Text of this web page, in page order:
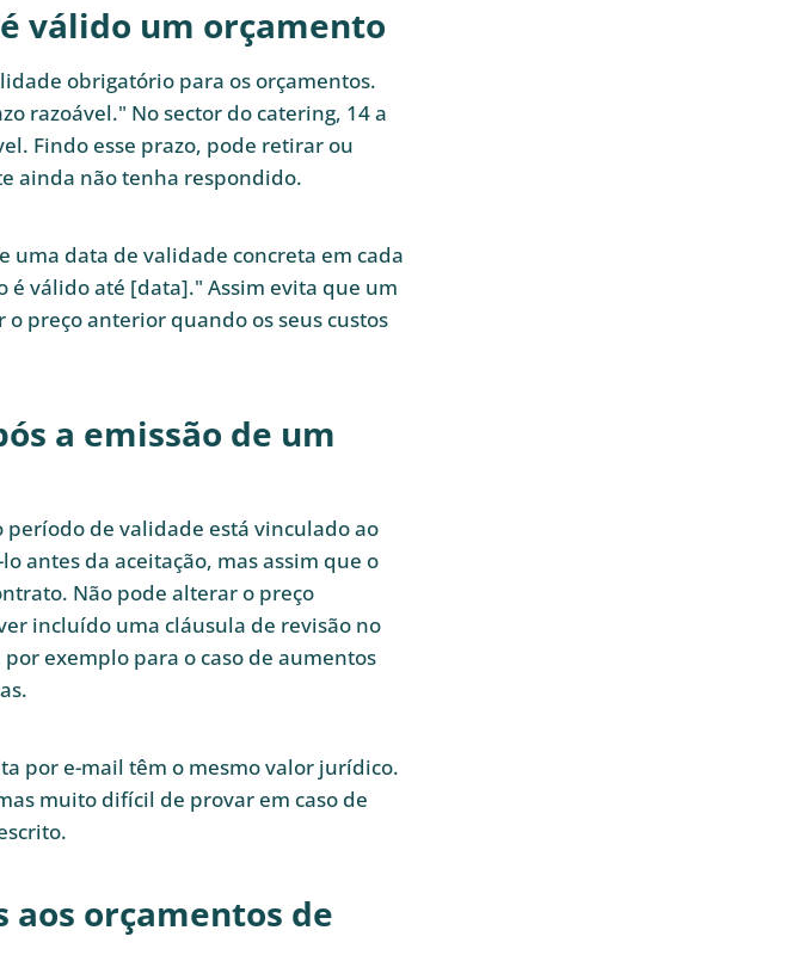
válido um orçamento
obrigatório para os orçamentos.
razoável." No sector do catering, 14 a
Findo esse prazo, pode retirar ou
ainda não tenha respondido.
uma data de validade concreta em cada
é válido até [data]." Assim evita que um
preço anterior quando os seus custos
a emissão de um
de validade está vinculado ao
antes da aceitação, mas assim que o
Não pode alterar o preço
incluído uma cláusula de revisão no
exemplo para o caso de aumentos
por e-mail têm o mesmo valor jurídico.
muito difícil de provar em caso de
aos orçamentos de